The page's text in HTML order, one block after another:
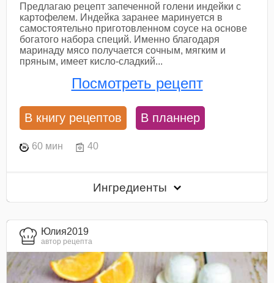
Предлагаю рецепт запеченной голени индейки с
картофелем. Индейка заранее маринуется в
самостоятельно приготовленном соусе на основе
богатого набора специй. Именно благодаря
маринаду мясо получается сочным, мягким и
пряным, имеет кисло-сладкий...
Посмотреть рецепт
В книгу рецептов В планнер
60 мин 40
Ингредиенты
Юлия2019
автор рецепта